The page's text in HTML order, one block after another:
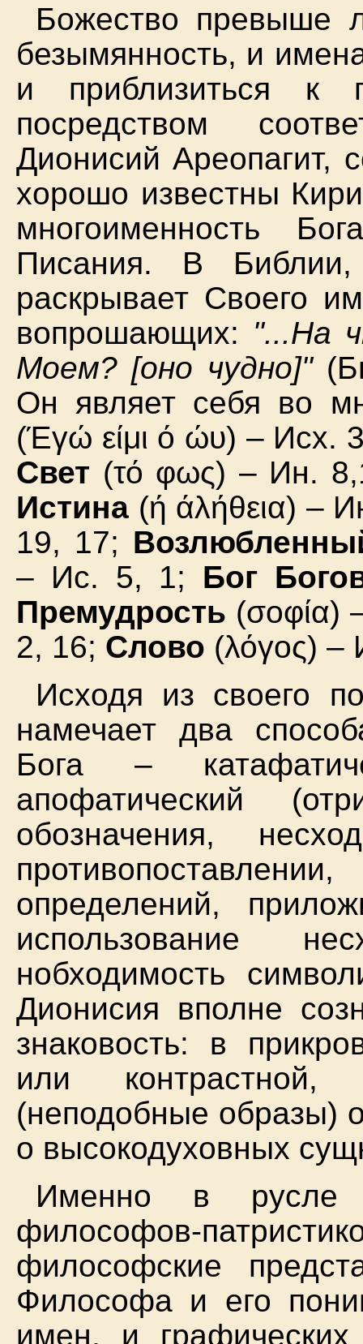
Божество превыше
безымянность, и
и приблизиться к
посредством
Дионисий Ареопагит,
хорошо известны
многоименность
Писания. В
раскрывает Своего
вопрошающих: "...На
Моем? [оно чудно]"
Он являет себя во
(Έγώ είμι ό ώυ) – Исх.
Свет (τό φως) – Ин.
Истина (ή άλήθεια) –
19, 17;
– Ис. 5, 1; Бог
Премудрость (σοφία)
2, 16; Слово (λόγος) –
Исходя из своего
намечает два
Бога –
апофатический
обозначения,
определений,
использование
нобходимость
Дионисия вполне
знаковость: в
или контрастной,
(неподобные образы)
о высокодуховных
Именно в русле
философов-
философские
Философа и его
имен, и